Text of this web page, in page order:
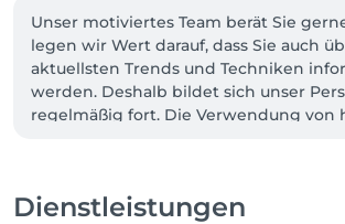
Unser motiviertes Team berät Sie
legen wir Wert darauf, dass Sie auch
aktuellsten Trends und Techniken
werden. Deshalb bildet sich unser
regelmäßig fort. Die Verwendung von
Leistungsangebot.
Dienstleistungen